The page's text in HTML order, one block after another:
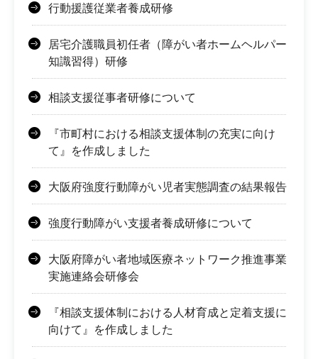
行動援護従業者養成研修
居宅介護職員初任者（障がい者ホームヘルパー
知識習得）研修
相談支援従事者研修について
『市町村における相談支援体制の充実に向け
て』を作成しました
大阪府強度行動障がい児者実態調査の結果報告
強度行動障がい支援者養成研修について
大阪府障がい者地域医療ネットワーク推進事業
実施連絡会研修会
『相談支援体制における人材育成と定着支援に
向けて』を作成しました